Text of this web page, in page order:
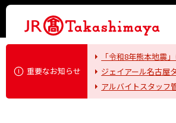
重要なお知らせ
「令和8年熊本地震
ジェイアール名古屋
アルバイトスタッフ